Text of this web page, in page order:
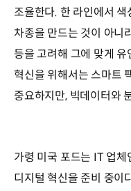
조율한다. 한 라인에서
차종을 만드는 것이 아니
등을 고려해 그에 맞게
혁신을 위해서는 스마트
중요하지만, 빅데이터와
가령 미국 포드는 IT 업체
디지털 혁신을 준비 중